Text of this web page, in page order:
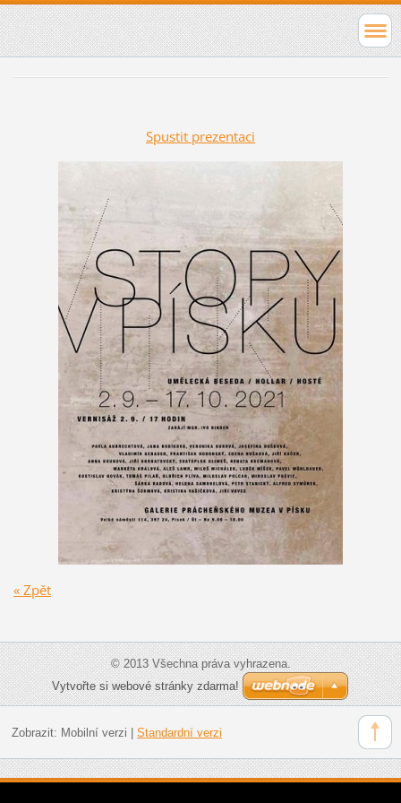
Spustit prezentaci
« Zpět
© 2013 Všechna práva vyhrazena.
Vytvořte si webové stránky zdarma!
Zobrazit: Mobilní verzi Standardní verzi